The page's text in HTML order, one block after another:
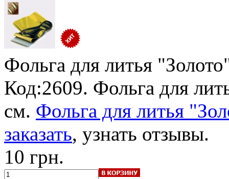
Фольга для литья
Код:2609. Фольга для
см. Фольга для литья
заказать, узнать отзывы.
10 грн.